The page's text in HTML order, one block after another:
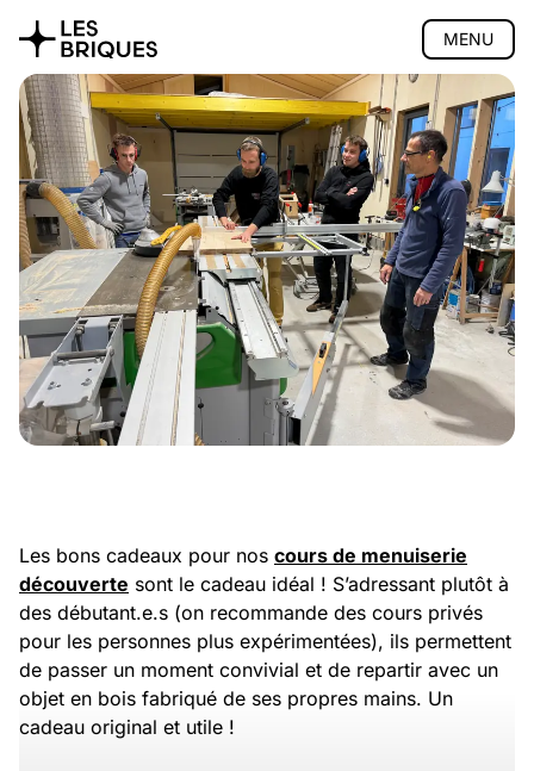
MENU
Coliving
Coworking
Salon de thé
Atelier bois
Présentation
Cours
Accompagnement
Devis
Bons cadeaux
Accès
Les bons cadeaux pour nos cours de menuiserie
découverte sont le cadeau idéal ! S’adressant plutôt à
des débutant.e.s (on recommande des cours privés
pour les personnes plus expérimentées), ils permettent
de passer un moment convivial et de repartir avec un
objet en bois fabriqué de ses propres mains. Un
cadeau original et utile !